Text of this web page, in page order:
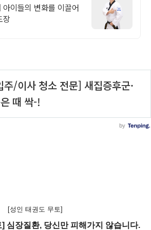
아이들의 변화를 이끌어
장
[성인 태권도 무토]
심장질환, 당신만 피해가지 않습니다.